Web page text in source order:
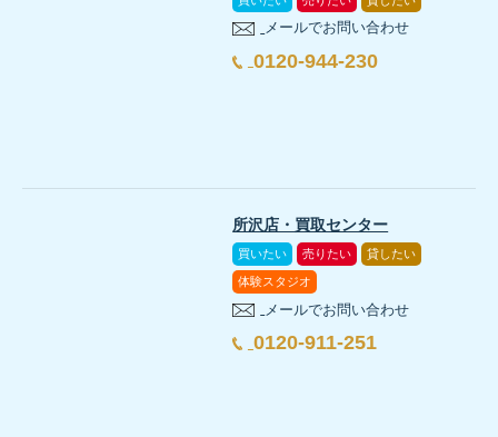
扉や棚板に落下防止対策を追加できるか
フィギュアやアクスタへ強い直射日光が長時
ショーケース照明の配線が通路を横切らな
マンションや賃貸住宅で壁への固定や工事に
旅行中の防犯も考えた住まいづくりを確認する
窓や玄関の位置、外構、照明などを含めた住まいづ
住まいの防犯や暮らしに関する関連記事を確認する
住宅設備や暮らしの工夫については「おうちのこと
「おうちのこと」の記事を読む／スタッフブログ一覧
備蓄品を保管しやすく取り出しやすい収納を
新築戸建の内覧で確認したいチェックリスト
内覧では、次の項目を物件ごとに確認し、気付いた
まず家族の人数に7日と1日3食を掛け、必要な食事
賞味期限だけでなく、常温保存の可否、開封方法、
備蓄食品の賞味期限や保存方法はどこで確認でき
狭山不動産では、間取り、収納、生活動線を踏まえた
地震に備えた家具配置を内見で確認するポ
建物の耐震性能と、室内に置く家具の転倒・落下・移動
家具を安全に置ける壁面があるか
主食・主菜・副菜・間食・飲料・熱源に分けて買い足
調理不要の食品と、加熱が必要な食品の割合を確認す
家族で保管場所と持ち出し方法を共有し、誰でも取り出せ
4人家族の非常食を購入・保管する前のチェ
地震対策は、危険箇所の把握から家族での訓練まで順
部屋ごとの危険を確認する：家具、家電、照明、窓
避難経路を確保する：玄関や窓までの通路、屋外の
情報と連絡手段を決める：自治体の防災情報、家族
備蓄と持ち出し品を分ける：自宅で使用する備蓄と
実際に動いて確認する： 昼夜や家族が別々の場所に
断水時のトイレ対策で確認したいチェックリ
既存便器が使えない場合の簡易トイレも検討
袋、凝固剤、手袋、消臭用品、衛生用品をま
停電時でも取り出しやすい収納場所がある
土地と建物の条件を比較して購入判断を行う
敷地の境界と実際の形状を確認したか
道路との接し方や車の出入りを確認したか
希望する建物を配置できる範囲を確認したか
メールでお問い合わせ
0120-944-230
所沢店・買取センター
買いたい 売りたい 貸したい
体験スタジオ
メールでお問い合わせ
0120-911-251